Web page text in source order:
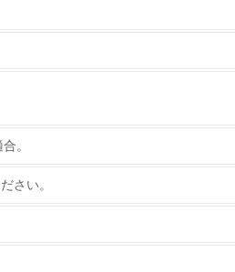
林、天然林保護、間伐＞、認証品の
。
さい。